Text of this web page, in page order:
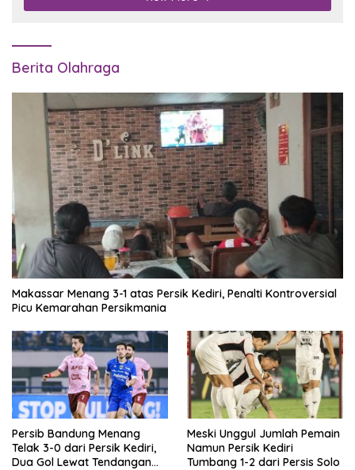
Berita Olahraga
Makassar Menang 3-1 atas Persik Kediri, Penalti Kontroversial
Picu Kemarahan Persikmania
Persib Bandung Menang
Telak 3-0 dari Persik Kediri,
Dua Gol Lewat Tendangan
Meski Unggul Jumlah Pemain
Namun Persik Kediri
Tumbang 1-2 dari Persis Solo